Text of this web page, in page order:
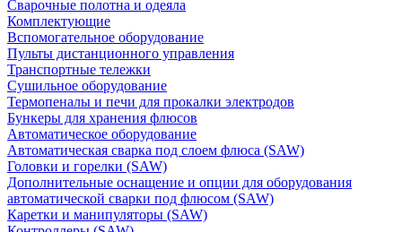
Сварочные полотна и одеяла
Комплектующие
Вспомогательное оборудование
Пульты дистанционного управления
Транспортные тележки
Сушильное оборудование
Термопеналы и печи для прокалки электродов
Бункеры для хранения флюсов
Автоматическое оборудование
Автоматическая сварка под слоем флюса (SAW)
Головки и горелки (SAW)
Дополнительные оснащение и опции для оборудования
автоматической сварки под флюсом (SAW)
Каретки и манипуляторы (SAW)